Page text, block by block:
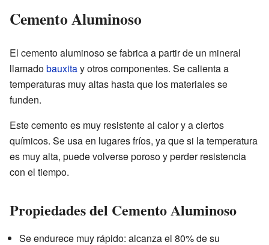
Cemento Aluminoso
El cemento aluminoso se fabrica a partir de un mineral
llamadobauxitay otros componentes. Se calienta a
temperaturas muy altas hasta que los materiales se
funden.
Este cemento es muy resistente al calor y a ciertos
químicos. Se usa en lugares fríos, ya que si la temperatura
es muy alta, puede volverse poroso y perder resistencia
con el tiempo.
Propiedades del Cemento Aluminoso
Se endurece muy rápido: alcanza el 80% de su